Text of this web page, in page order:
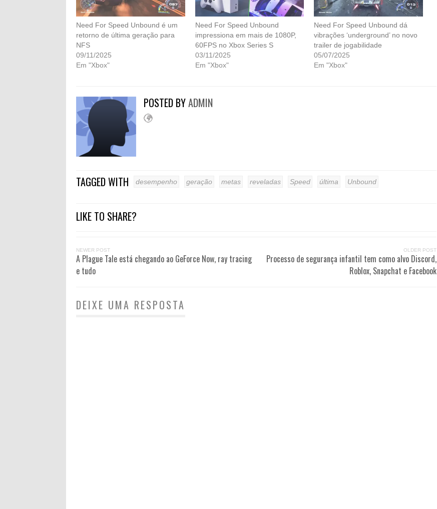
Need For Speed ​​Unbound é um
retorno de última geração para
NFS
09/11/2025
Em "Xbox"
Need For Speed ​​Unbound
impressiona em mais de 1080P,
60FPS no Xbox Series S
03/11/2025
Em "Xbox"
Need For Speed ​​Unbound dá
vibrações ‘underground’ no novo
trailer de jogabilidade
05/07/2025
Em "Xbox"
POSTED BYADMIN
TAGGED WITH desempenho geração metas reveladas Speed última Unbound
LIKE TO SHARE?
NEWER POST
A Plague Tale está chegando ao GeForce Now, ray tracing
e tudo
OLDER POST
Processo de segurança infantil tem como alvo Discord,
Roblox, Snapchat e Facebook
DEIXE UMA RESPOSTA